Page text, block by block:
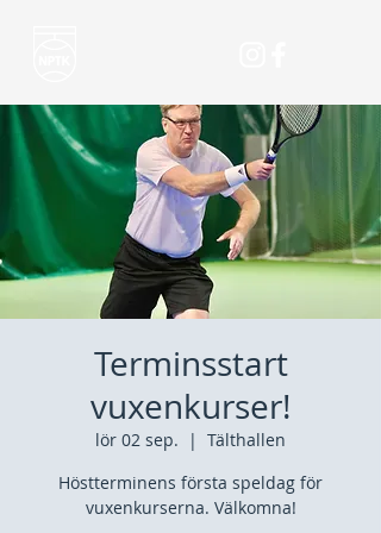
Terminsstart
vuxenkurser!
lör 02 sep.
  |
Tälthallen
Höstterminens första speldag för
vuxenkurserna. Välkomna!